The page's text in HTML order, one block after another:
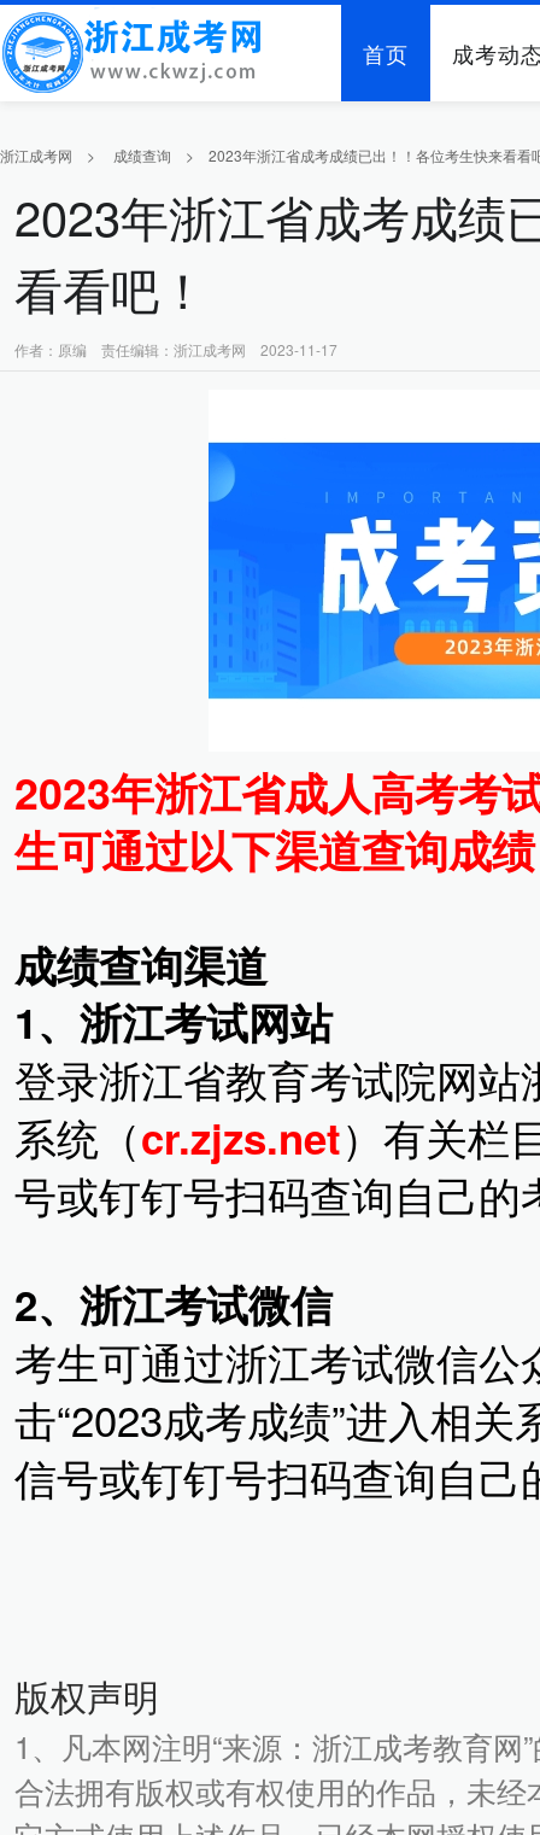
首页 成考动
浙江成考网 > 成绩查询 > 2023年浙江省成考成绩已出！！各位考生快来看看
2023年浙江省成考成绩
看看吧！
作者：原编 责任编辑：浙江成考网 2023-11-17
2023年浙江省成人高考考
生可通过以下渠道查询成
成绩查询渠道
1、浙江考试网站
登录浙江省教育考试院网
系统（cr.zjzs.net）有关栏
号或钉钉号扫码查询自己的
2、浙江考试微信
考生可通过浙江考试微信公
击“2023成考成绩”进入相
信号或钉钉号扫码查询自己
版权声明
1、凡本网注明“来源：浙江成考教育
合法拥有版权或有权使用的作品，未